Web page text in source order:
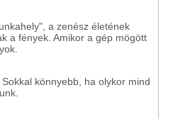
a zenész életének
a fények. Amikor a gép mögött
könnyebb, ha olykor mind